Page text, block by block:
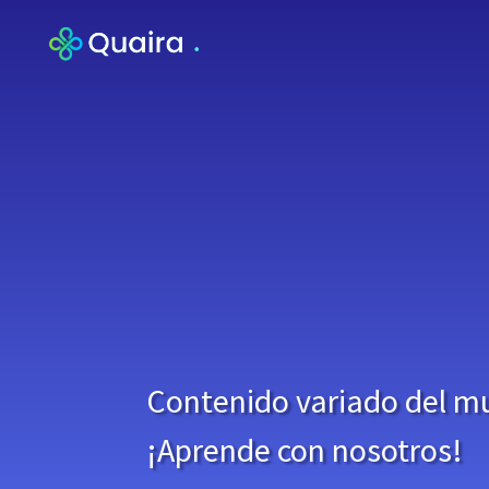
Contenido variado del
¡Aprende con nosotros!